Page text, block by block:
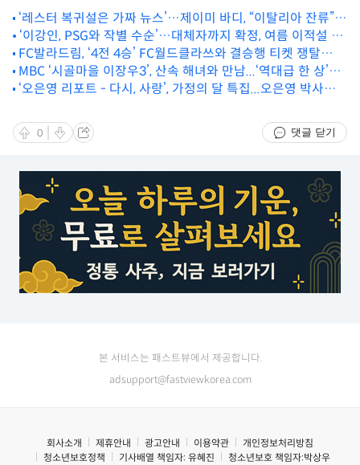
‘레스터 복귀설은 가짜 뉴스’…제이미 바디, “이탈리아 잔류”…
아내와 소속팀이 직접 선 그은 복귀설
‘이강인, PSG와 작별 수순’…대체자까지 확정, 여름 이적설 본
격화
FC발라드림, ‘4전 4승’ FC월드클라쓰와 결승행 티켓 쟁탈
전...‘골때녀’ 4강 마지막 혈투
MBC ‘시골마을 이장우3’, 산속 해녀와 만남...‘역대급 한 상’에
이장우 감탄
‘오은영 리포트 - 다시, 사랑’, 가정의 달 특집...오은영 박사와
0 댓글 닫기
본 서비스는 패스트뷰에서 제공합니다.
adsupport@fastviewkorea.com
회사소개 제휴안내 광고안내 이용약관
개인정보처리방침
청소년보호정책
기사배열 책임자: 유혜진 청소년보호 책임자:박상우